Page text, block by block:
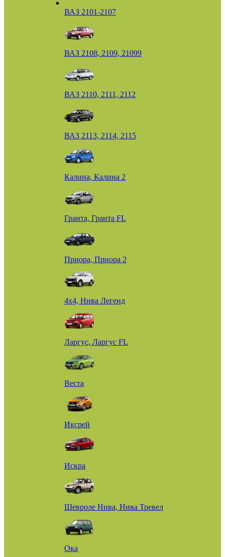
ВАЗ 2101-2107
ВАЗ 2108, 2109, 21099
ВАЗ 2110, 2111, 2112
ВАЗ 2113, 2114, 2115
Калина, Калина 2
Гранта, Гранта FL
Приора, Приора 2
4х4, Нива Легенд
Ларгус, Ларгус FL
Веста
Иксрей
Искра
Шевроле Нива, Нива Тревел
Ока